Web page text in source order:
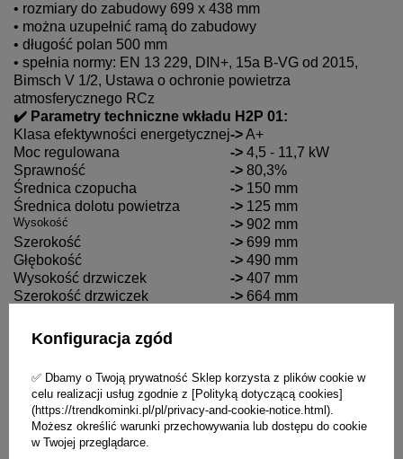
• rozmiary do zabudowy 699 x 438 mm
• można uzupełnić ramą do zabudowy
• długość polan 500 mm
• spełnia normy: EN 13 229, DIN+, 15a B-VG od 2015,
Bimsch V 1/2, Ustawa o ochronie powietrza
atmosferycznego RCz
✔️ Parametry techniczne wkładu H2P 01:
Klasa efektywności energetycznej->A+
Moc regulowana
-> 4,5 - 11,7 kW
Sprawność
-> 80,3%
Średnica czopucha
-> 150 mm
Średnica dolotu powietrza
-> 125 mm
Wysokość -> 902 mm
Szerokość
-> 699 mm
Głębokość
-> 490 mm
Wysokość drzwiczek
-> 407 mm
Szerokość drzwiczek
-> 664 mm
Ciąg kominowy
Zużycie drewna na godzinę
Konfiguracja zgód
✅ Dbamy o Twoją prywatność Sklep korzysta z plików cookie w
celu realizacji usług zgodnie z [Polityką dotyczącą cookies]
(https://trendkominki.pl/pl/privacy-and-cookie-notice.html).
Możesz określić warunki przechowywania lub dostępu do cookie
w Twojej przeglądarce.